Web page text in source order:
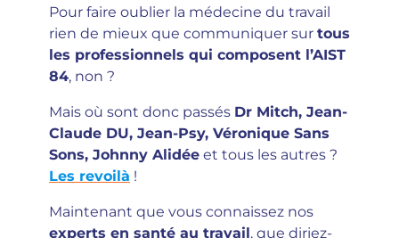
Pour faire oublier la médecine du travail
rien de mieux que communiquer sur tous
les professionnels qui composent l’AIST
84, non ?
Mais où sont donc passés Dr Mitch, Jean-
Claude DU, Jean-Psy, Véronique Sans
Sons, Johnny Alidée et tous les autres ?
Les revoilà !
Maintenant que vous connaissez nos
experts en santé au travail, que diriez-